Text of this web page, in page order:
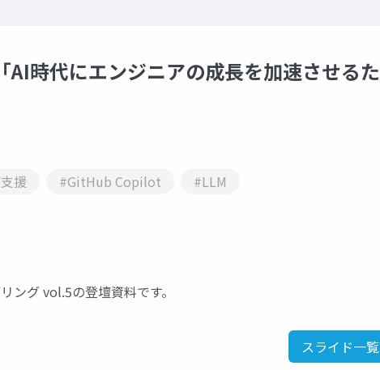
時代にエンジニアの成長を加速させるた
援 #GitHub Copilot
#LLM
ング vol.5の登壇資料です。
スライド一覧